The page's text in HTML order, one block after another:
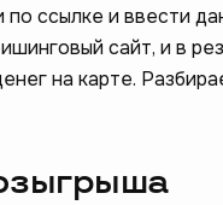
ссылке и ввести
сайт, и в
на карте.